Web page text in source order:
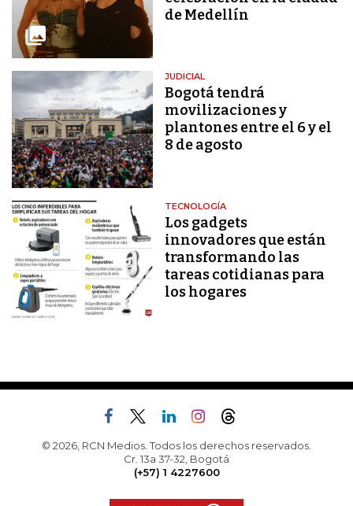
de Medellín
JUDICIAL
Bogotá tendrá
movilizaciones y
plantones entre el 6 y el
8 de agosto
TECNOLOGÍA
Los gadgets
innovadores que están
transformando las
tareas cotidianas para
los hogares
© 2026, RCN Medios. Todos los derechos reservados.
Cr. 13a 37-32, Bogotá
(+57) 1 4227600